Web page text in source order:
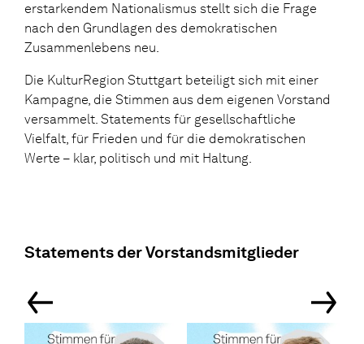
erstarkendem Nationalismus stellt sich die Frage
nach den Grundlagen des demokratischen
Zusammenlebens neu.
Die KulturRegion Stuttgart beteiligt sich mit einer
Kampagne, die Stimmen aus dem eigenen Vorstand
versammelt. Statements für gesellschaftliche
Vielfalt, für Frieden und für die demokratischen
Werte – klar, politisch und mit Haltung.
Statements der Vorstandsmitglieder